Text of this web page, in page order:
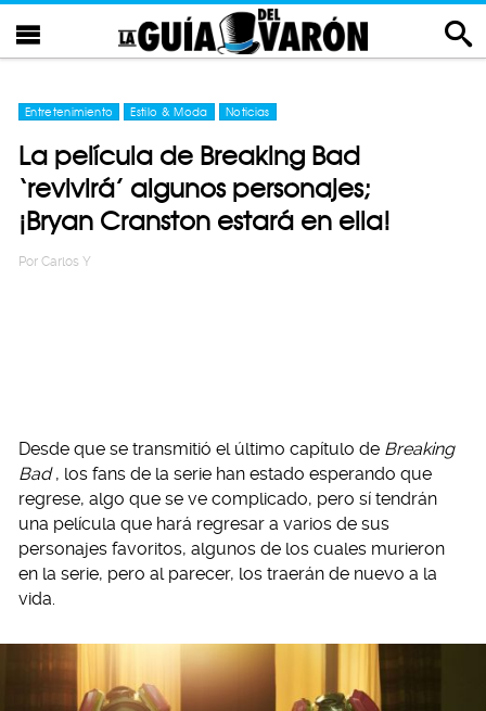
Entretenimiento Estilo & Moda Noticias
La película de Breaking Bad
‘revivirá’ algunos personajes;
¡Bryan Cranston estará en ella!
Por Carlos Y
Desde que se transmitió el último capítulo de Breaking
Bad , los fans de la serie han estado esperando que
regrese, algo que se ve complicado, pero sí tendrán
una película que hará regresar a varios de sus
personajes favoritos, algunos de los cuales murieron
en la serie, pero al parecer, los traerán de nuevo a la
vida.